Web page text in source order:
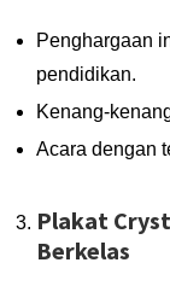
Penghargaan
pendidikan.
Kenang-
Acara dengan
Plakat
Berkelas